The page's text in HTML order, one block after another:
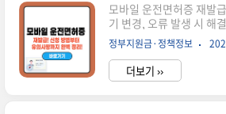
모바일 운전면허증 재발
기 변경, 오류 발생 시 해
사항까지 자세히 안내합
은 아래 버튼으로 확인하
발급하기!🚗 ▼ 자세한 정
집니다! ▼ ✅ 모바일 운전면허증 재발급이 필요한
정부지원금·정책정보
더보기 ››